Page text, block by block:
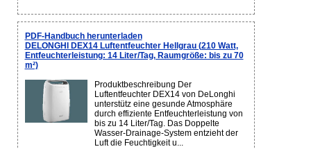
PDF-Handbuch herunterladen
DELONGHI DEX14 Luftentfeuchter Hellgrau (210 Watt,
Entfeuchterleistung: 14 Liter/Tag, Raumgröße: bis zu 70
m²)
Produktbeschreibung Der
Luftentfeuchter DEX14 von DeLonghi
unterstütz eine gesunde Atmosphäre
durch effiziente Entfeuchterleistung von
bis zu 14 Liter/Tag. Das Doppelte
Wasser-Drainage-System entzieht der
Luft die Feuchtigkeit u...